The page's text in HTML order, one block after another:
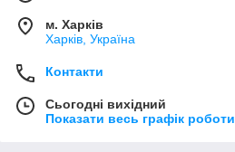
м. Харків
Харків, Україна
Контакти
Сьогодні вихідний
Показати весь графік роботи